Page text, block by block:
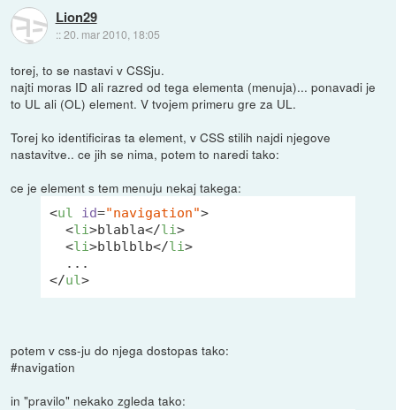
Lion29
::20. mar 2010, 18:05
torej, to se nastavi v CSSju.
najti moras ID ali razred od tega elementa (menuja)... ponavadi je
to UL ali (OL) element. V tvojem primeru gre za UL.
Torej ko identificiras ta element, v CSS stilih najdi njegove
nastavitve.. ce jih se nima, potem to naredi tako:
ce je element s tem menuju nekaj takega:
<ul id="navigation">
<li>blabla</li>
<li>blblblb</li>
</ul>
potem v css-ju do njega dostopas tako:
#navigation
in "pravilo" nekako zgleda tako: